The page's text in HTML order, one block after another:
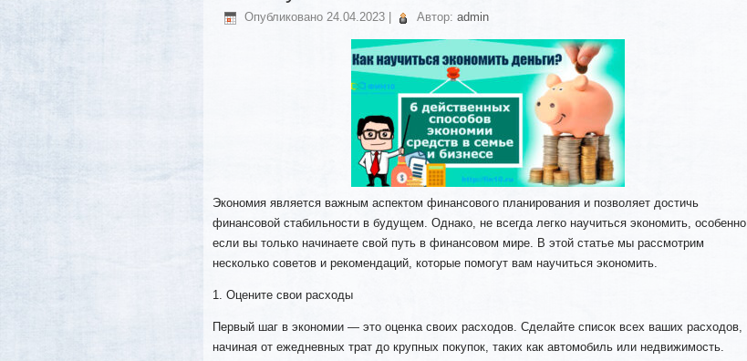
Опубликовано 24.04.2023 Автор: admin
Экономия является важным аспектом финансового планирования и позволяет достичь
финансовой стабильности в будущем. Однако, не всегда легко научиться экономить, особенно
если вы только начинаете свой путь в финансовом мире. В этой статье мы рассмотрим
несколько советов и рекомендаций, которые помогут вам научиться экономить.
1. Оцените свои расходы
Первый шаг в экономии — это оценка своих расходов. Сделайте список всех ваших расходов,
начиная от ежедневных трат до крупных покупок, таких как автомобиль или недвижимость.